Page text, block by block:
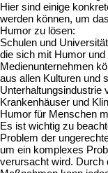
Hier sind einige
werden können, um
Humor zu lösen:
Schulen und
die sich mit Humor
Medienunternehmen
aus allen Kulturen und
Unterhaltungsindustrie
Krankenhäuser und
Humor für Menschen
Es ist wichtig zu
Problem der
um ein komplexes
verursacht wird. Durch